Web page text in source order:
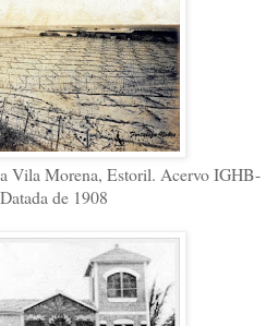
Vila Morena, Estoril. Acervo IGHB-
de 1908